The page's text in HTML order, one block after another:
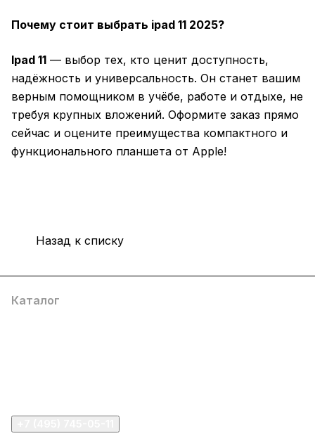
Почему стоит выбрать ipad 11 2025?
Ipad 11 — выбор тех, кто ценит доступность,
надёжность и универсальность. Он станет вашим
верным помощником в учёбе, работе и отдыхе, не
требуя крупных вложений. Оформите заказ прямо
сейчас и оцените преимущества компактного и
функционального планшета от Apple!
Назад к списку
Каталог